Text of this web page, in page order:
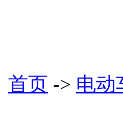
首页 -> 电动